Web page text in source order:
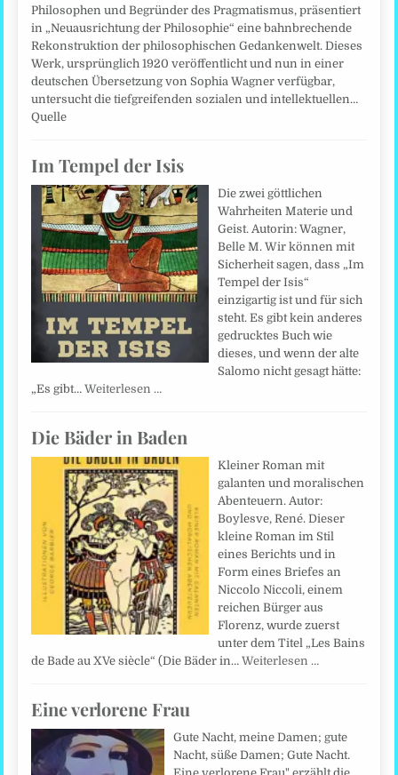
Philosophen und Begründer des Pragmatismus, präsentiert
in „Neuausrichtung der Philosophie“ eine bahnbrechende
Rekonstruktion der philosophischen Gedankenwelt. Dieses
Werk, ursprünglich 1920 veröffentlicht und nun in einer
deutschen Übersetzung von Sophia Wagner verfügbar,
untersucht die tiefgreifenden sozialen und intellektuellen…
Quelle
Im Tempel der Isis
Die zwei göttlichen
Wahrheiten Materie und
Geist. Autorin: Wagner,
Belle M. Wir können mit
Sicherheit sagen, dass „Im
Tempel der Isis“
einzigartig ist und für sich
steht. Es gibt kein anderes
gedrucktes Buch wie
dieses, und wenn der alte
Salomo nicht gesagt hätte:
„Es gibt…Weiterlesen …
Die Bäder in Baden
Kleiner Roman mit
galanten und moralischen
Abenteuern. Autor:
Boylesve, René. Dieser
kleine Roman im Stil
eines Berichts und in
Form eines Briefes an
Niccolo Niccoli, einem
reichen Bürger aus
Florenz, wurde zuerst
unter dem Titel „Les Bains
de Bade au XVe siècle“ (Die Bäder in…Weiterlesen …
Eine verlorene Frau
Gute Nacht, meine Damen; gute
Nacht, süße Damen; Gute Nacht.